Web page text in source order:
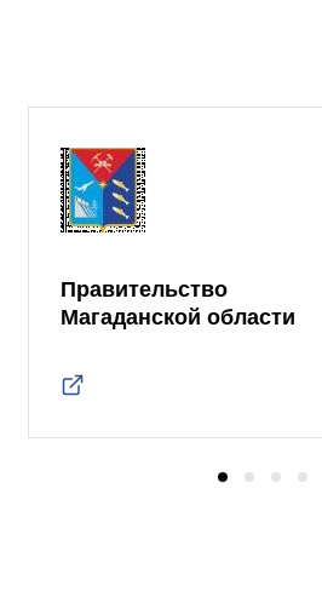
Правительство
Магаданской области